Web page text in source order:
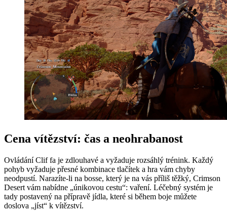
Cena vítězství: čas a neohrabanost
Ovládání Clif fa je zdlouhavé a vyžaduje rozsáhlý trénink. Každý
pohyb vyžaduje přesné kombinace tlačítek a hra vám chyby
neodpustí. Narazíte-li na bosse, který je na vás příliš těžký, Crimson
Desert vám nabídne „únikovou cestu“: vaření. Léčebný systém je
tady postavený na přípravě jídla, které si během boje můžete
doslova „jíst“ k vítězství.